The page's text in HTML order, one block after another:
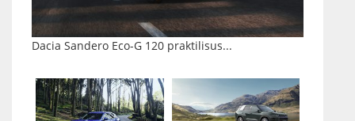
Dacia Sandero Eco-G 120 praktilisus...